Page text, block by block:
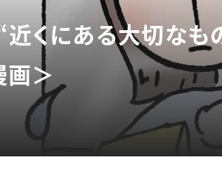
くにある大切なも
画＞